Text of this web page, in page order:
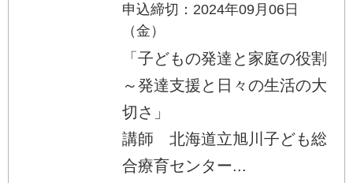
申込締切：2024年09月06日
（金）
「子どもの発達と家庭の役割
～発達支援と日々の生活の大
切さ」
講師 北海道立旭川子ども総
合療育センター...